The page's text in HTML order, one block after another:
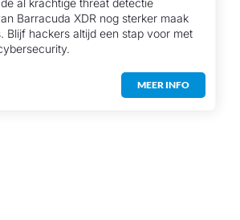
al krachtige threat detectie
Barracuda XDR nog sterker maak
Blijf hackers altijd een stap voor met
MEER INFO